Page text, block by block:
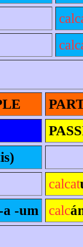
calcat
-um calc